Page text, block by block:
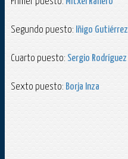
Segundo puesto: Iñigo Gutiérrez
Cuarto puesto: Sergio Rodríguez
Sexto puesto: Borja Inza